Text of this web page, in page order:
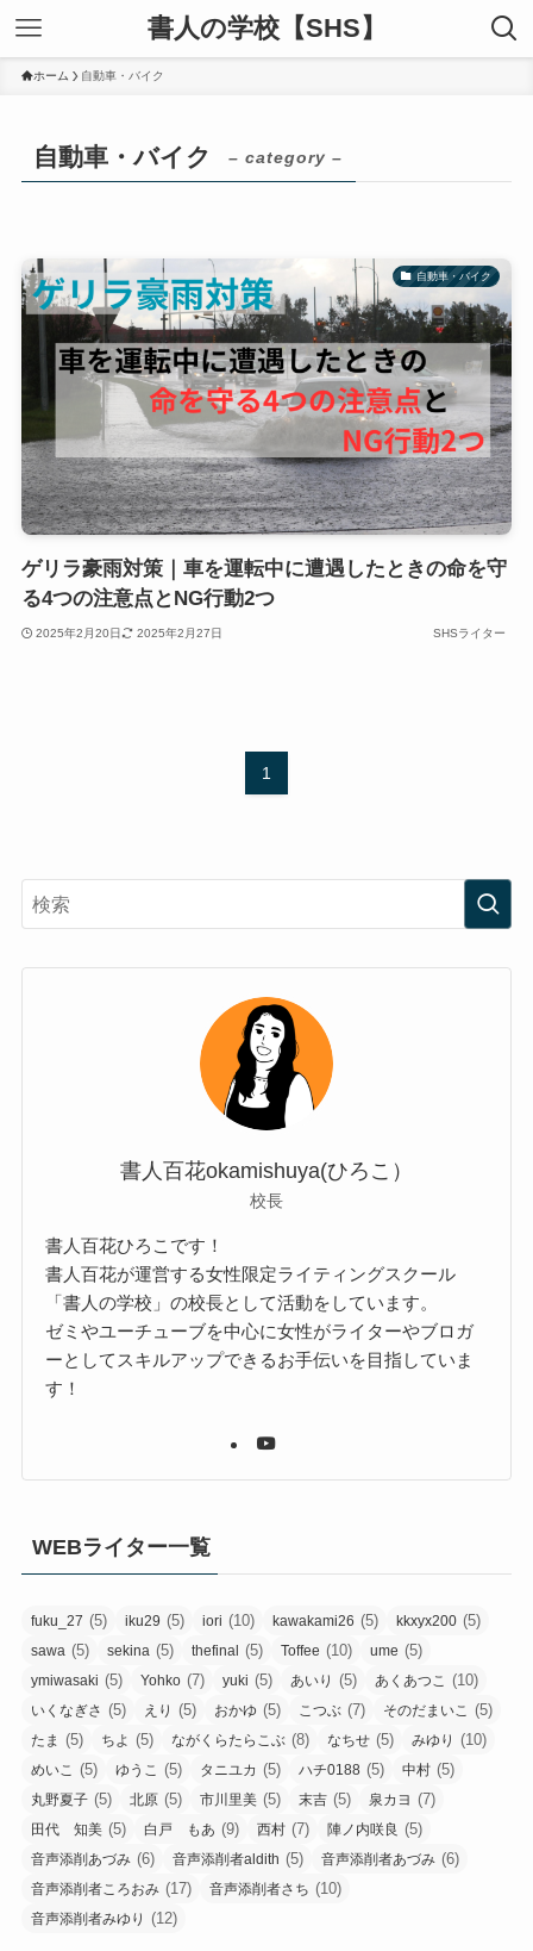
書人の学校【SHS】
ホーム 自動車・バイク
自動車・バイク – category –
自動車・バイク
ゲリラ豪雨対策｜車を運転中に遭遇したときの命を守
る4つの注意点とNG行動2つ
2025年2月20日 2025年2月27日 SHSライター
1
書人百花okamishuya(ひろこ）
校長
書人百花ひろこです！
書人百花が運営する女性限定ライティングスクール
「書人の学校」の校長として活動をしています。
ゼミやユーチューブを中心に女性がライターやブロガ
ーとしてスキルアップできるお手伝いを目指していま
す！
WEBライター一覧
fuku_27 (5) iku29 (5) iori (10) kawakami26 (5) kkxyx200 (5)
sawa (5) sekina (5) thefinal (5) Toffee (10) ume (5)
ymiwasaki (5) Yohko (7) yuki (5) あいり (5) あくあつこ (10)
いくなぎさ (5) えり (5) おかゆ (5) こつぶ (7) そのだまいこ (5)
たま (5) ちよ (5) ながくらたらこぶ (8) なちせ (5) みゆり (10)
めいこ (5) ゆうこ (5) タニユカ (5) ハチ0188 (5) 中村 (5)
丸野夏子 (5) 北原 (5) 市川里美 (5) 末吉 (5) 泉カヨ (7)
田代 知美 (5) 白戸 もあ (9) 西村 (7) 陣ノ内咲良 (5)
音声添削あづみ (6) 音声添削者aldith (5) 音声添削者あづみ (6)
音声添削者ころおみ (17) 音声添削者さち (10)
音声添削者みゆり (12)